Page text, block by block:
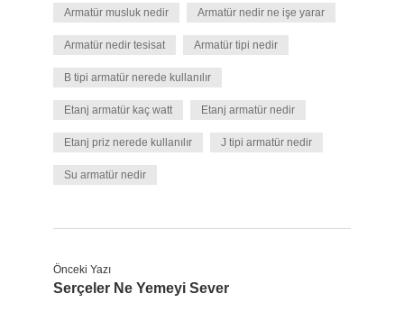
Armatür musluk nedir Armatür nedir ne işe yarar
Armatür nedir tesisat Armatür tipi nedir
B tipi armatür nerede kullanılır
Etanj armatür kaç watt Etanj armatür nedir
Etanj priz nerede kullanılır J tipi armatür nedir
Su armatür nedir
Önceki Yazı
Serçeler Ne Yemeyi Sever